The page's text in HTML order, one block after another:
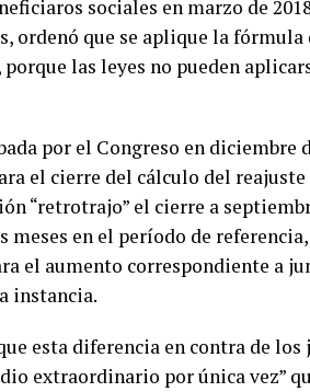
sociales en marzo de
ordenó que se aplique la
las leyes no pueden
por el Congreso en diciembre
el cierre del cálculo del reajuste
“retrotrajo” el cierre a
meses en el período de
el aumento correspondiente a
instancia.
esta diferencia en contra de los
extraordinario por única vez”